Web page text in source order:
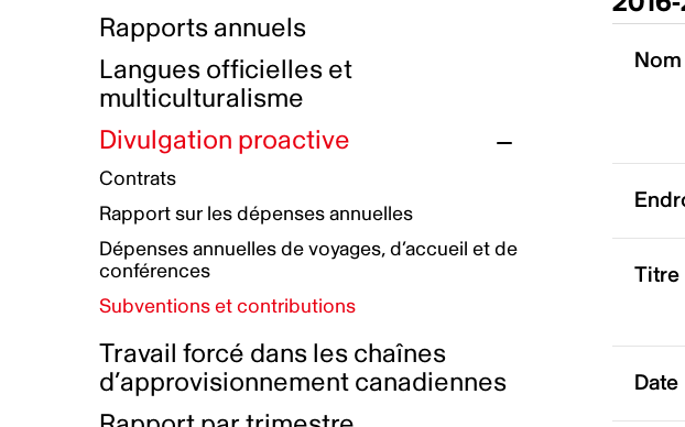
Initiatives autochtones
Plan de réconciliation autochtone
Groupe de travail autochtone
Principes directeurs sur le
harcèlement
Plan d’action pour la parité
Plan d'équité, de diversité,
d'inclusion et d'accessibilité
Boîte à outils pour le récit authentique
Collecte de données et l’auto-identification
Plan d'accessibilité
Rémunération et avantages
Prix et certifications
Nos valeurs d’entreprise
Rapports annuels
Langues officielles et
multiculturalisme
Divulgation proactive
Contrats
Rapport sur les dépenses annuelles
Dépenses annuelles de voyages, d’accueil et de
conférences
Subventions et contributions
Travail forcé dans les chaînes
d’approvisionnement canadiennes
Titre
Date